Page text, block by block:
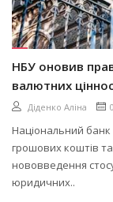
НБУ оновив
валютних
Діденко Аліна
Національний банк
грошових коштів
нововведення
юридичних..